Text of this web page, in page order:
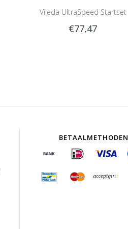
Vileda UltraSpeed Startset
Compact
€77,47
BETAALMETHODEN